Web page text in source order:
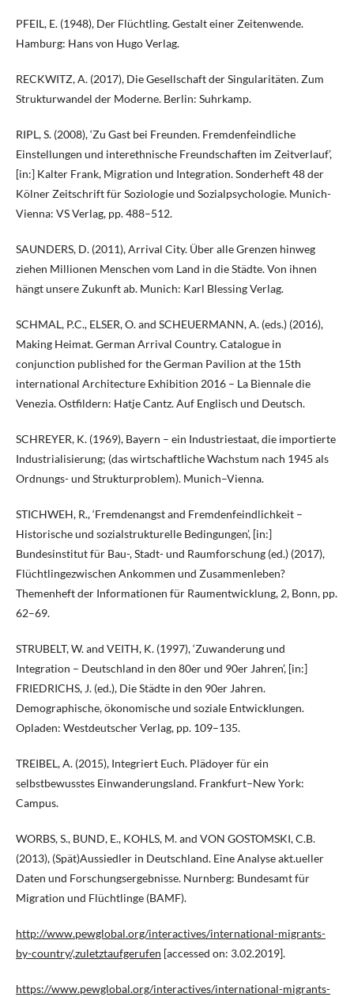
PFEIL, E. (1948), Der Flüchtling. Gestalt einer Zeitenwende.
Hamburg: Hans von Hugo Verlag.
RECKWITZ, A. (2017), Die Gesellschaft der Singularitäten. Zum
Strukturwandel der Moderne. Berlin: Suhrkamp.
RIPL, S. (2008), ‘Zu Gast bei Freunden. Fremdenfeindliche
Einstellungen und interethnische Freundschaften im Zeitverlauf’,
[in:] Kalter Frank, Migration und Integration. Sonderheft 48 der
Kölner Zeitschrift für Soziologie und Sozialpsychologie. Munich-
Vienna: VS Verlag, pp. 488–512.
SAUNDERS, D. (2011), Arrival City. Über alle Grenzen hinweg
ziehen Millionen Menschen vom Land in die Städte. Von ihnen
hängt unsere Zukunft ab. Munich: Karl Blessing Verlag.
SCHMAL, P.C., ELSER, O. and SCHEUERMANN, A. (eds.) (2016),
Making Heimat. German Arrival Country. Catalogue in
conjunction published for the German Pavilion at the 15th
international Architecture Exhibition 2016 – La Biennale die
Venezia. Ostfildern: Hatje Cantz. Auf Englisch und Deutsch.
SCHREYER, K. (1969), Bayern – ein Industriestaat, die importierte
Industrialisierung; (das wirtschaftliche Wachstum nach 1945 als
Ordnungs- und Strukturproblem). Munich–Vienna.
STICHWEH, R., ‘Fremdenangst and Fremdenfeindlichkeit –
Historische und sozialstrukturelle Bedingungen’, [in:]
Bundesinstitut für Bau-, Stadt- und Raumforschung (ed.) (2017),
Flüchtlingezwischen Ankommen und Zusammenleben?
Themenheft der Informationen für Raumentwicklung, 2, Bonn, pp.
62–69.
STRUBELT, W. and VEITH, K. (1997), ‘Zuwanderung und
Integration – Deutschland in den 80er und 90er Jahren’, [in:]
FRIEDRICHS, J. (ed.), Die Städte in den 90er Jahren.
Demographische, ökonomische und soziale Entwicklungen.
Opladen: Westdeutscher Verlag, pp. 109–135.
TREIBEL, A. (2015), Integriert Euch. Plädoyer für ein
selbstbewusstes Einwanderungsland. Frankfurt–New York:
Campus.
WORBS, S., BUND, E., KOHLS, M. and VON GOSTOMSKI, C.B.
(2013), (Spät)Aussiedler in Deutschland. Eine Analyse akt.ueller
Daten und Forschungsergebnisse. Nurnberg: Bundesamt für
Migration und Flüchtlinge (BAMF).
http://www.pewglobal.org/interactives/international-migrants-
by-country/,zuletztaufgerufen [accessed on: 3.02.2019].
https://www.pewglobal.org/interactives/international-migrants-